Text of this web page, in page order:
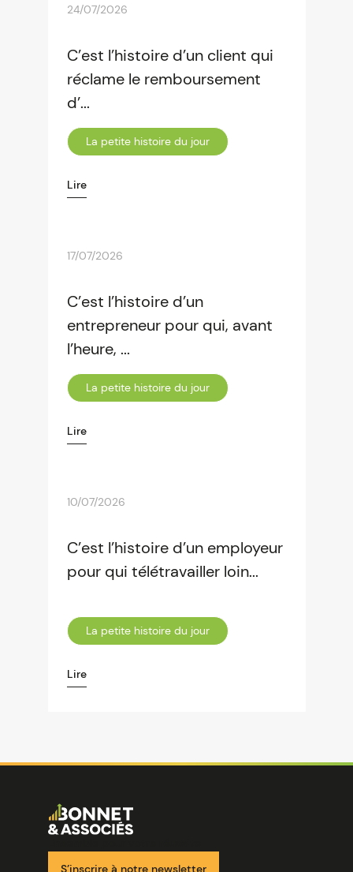
24/07/2026
C’est l’histoire d’un client qui
réclame le remboursement
d’...
La petite histoire du jour
Lire
17/07/2026
C’est l’histoire d’un
entrepreneur pour qui, avant
l’heure, ...
La petite histoire du jour
Lire
10/07/2026
C’est l’histoire d’un employeur
pour qui télétravailler loin...
La petite histoire du jour
Lire
Image
S’inscrire à notre newsletter